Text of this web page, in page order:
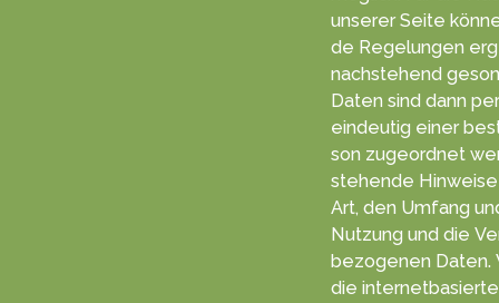
unserer Seite
de Re­ge­lun­gen
nachs­tehend
Daten sind dann
ein­deutig einer
son zu­geord­net
stehende
Art, den Um­fang
Nut­zung und die
bezogenen Da­ten. Wir weisen darauf hin, dass
die